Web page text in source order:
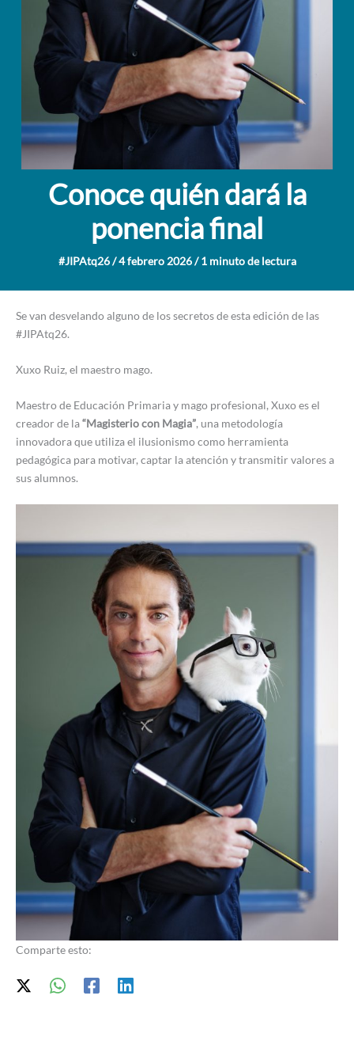
Conoce quién dará la
ponencia final
#JIPAtq26/4 febrero 2026/1 minuto de lectura
Se van desvelando alguno de los secretos de esta edición de las
#JIPAtq26.
Xuxo Ruiz, el maestro mago.
Maestro de Educación Primaria y mago profesional, Xuxo es el
creador de la“Magisterio con Magia”, una metodología
innovadora que utiliza el ilusionismo como herramienta
pedagógica para motivar, captar la atención y transmitir valores a
sus alumnos.
Comparte esto: